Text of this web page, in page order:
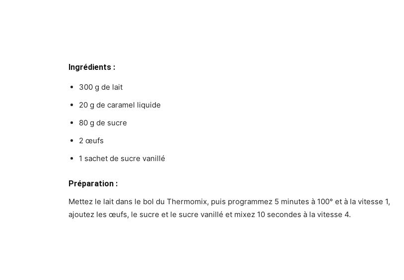
Ingrédients :
300 g de lait
20 g de caramel liquide
80 g de sucre
2 œufs
1 sachet de sucre vanillé
Préparation :
Mettez le lait dans le bol du Thermomix, puis programmez 5 minutes à 100° et à la vitesse 1,
ajoutez les œufs, le sucre et le sucre vanillé et mixez 10 secondes à la vitesse 4.